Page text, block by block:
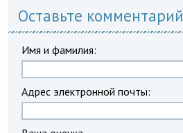
Оставьте комментарий
Имя и фамилия:
Адрес электронной почты: